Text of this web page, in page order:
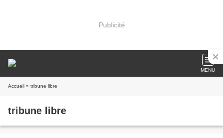
Publicité
MENU
Accueil » tribune libre
tribune libre